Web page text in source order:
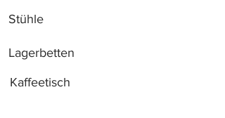
Stühle
Lagerbetten
Kaffeetisch